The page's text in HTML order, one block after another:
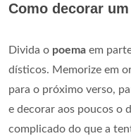
Como decorar
Divida o poema em
dísticos. Memorize em
para o próximo verso,
e decorar aos poucos o
complicado do que a